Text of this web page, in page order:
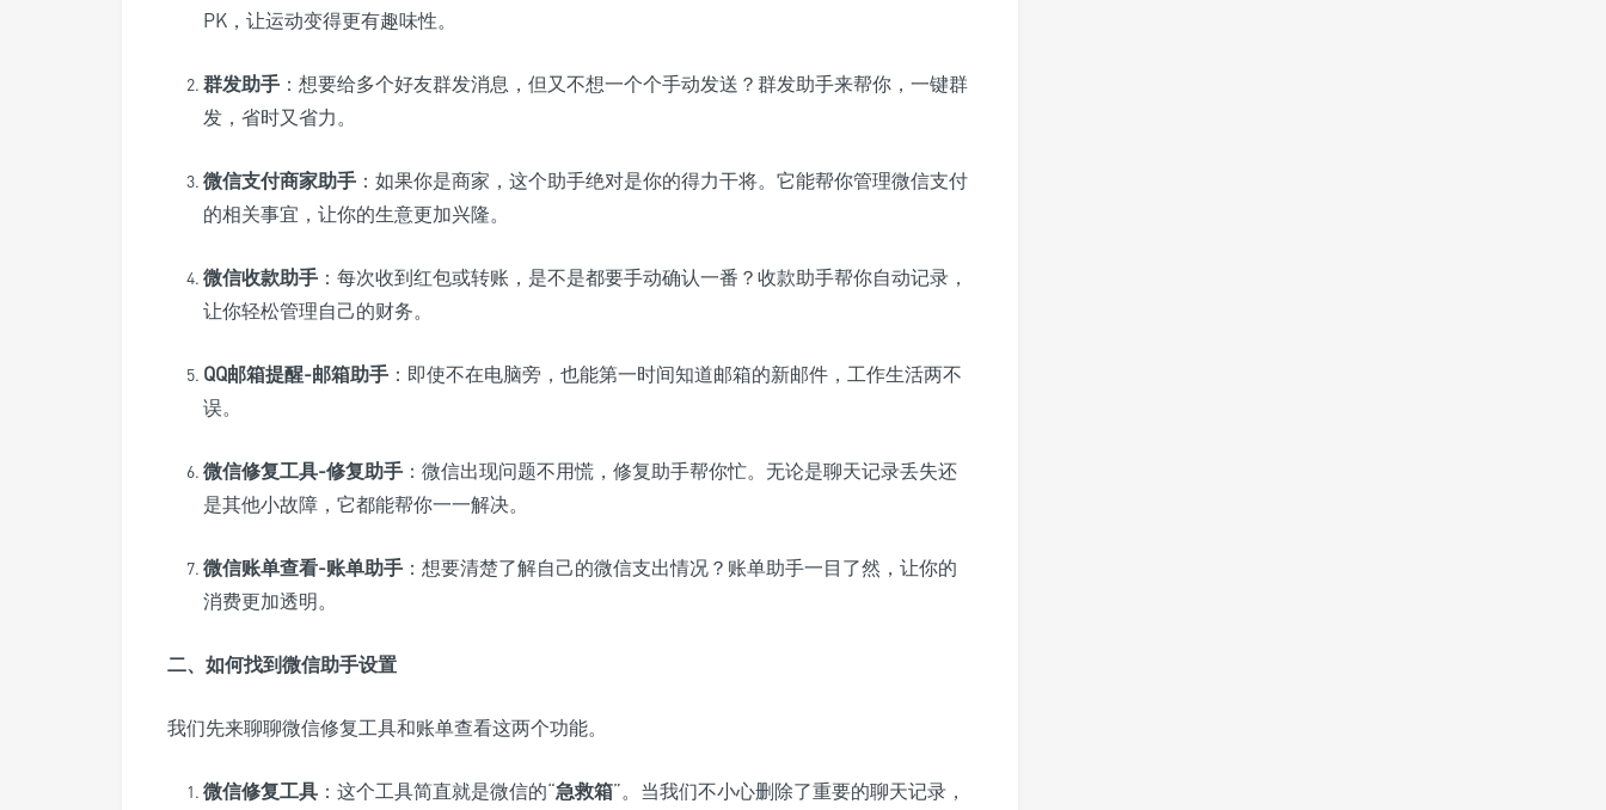
PK，让运动变得更有趣味性。
群发助手 ：想要给多个好友群发消息，但又不想一个个手动发送？群发助手来帮你，一键群
发，省时又省力。
微信支付商家助手 ：如果你是商家，这个助手绝对是你的得力干将。它能帮你管理微信支付
的相关事宜，让你的生意更加兴隆。
微信收款助手 ：每次收到红包或转账，是不是都要手动确认一番？收款助手帮你自动记录，
让你轻松管理自己的财务。
QQ邮箱提醒-邮箱助手 ：即使不在电脑旁，也能第一时间知道邮箱的新邮件，工作生活两不
误。
微信修复工具-修复助手 ：微信出现问题不用慌，修复助手帮你忙。无论是聊天记录丢失还
是其他小故障，它都能帮你一一解决。
微信账单查看-账单助手 ：想要清楚了解自己的微信支出情况？账单助手一目了然，让你的
消费更加透明。
二、如何找到微信助手设置
我们先来聊聊微信修复工具和账单查看这两个功能。
微信修复工具 ：这个工具简直就是微信的“急救箱”。当我们不小心删除了重要的聊天记录，